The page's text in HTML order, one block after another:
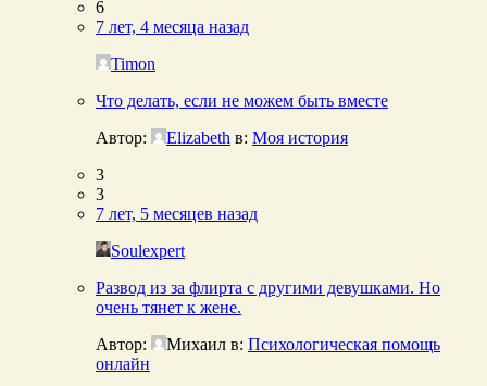
6
7 лет, 4 месяца назад
Timon
Что делать, если не можем быть вместе
Автор:
Elizabeth в: Моя история
3
3
7 лет, 5 месяцев назад
Soulexpert
Развод из за флирта с другими девушками. Но
очень тянет к жене.
Автор:
Михаил в: Психологическая помощь
онлайн